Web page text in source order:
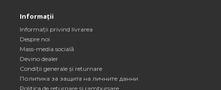
Informații
Informații privind livrarea
Despre noi
Mass-media socială
Devino dealer
Condiții generale și returnare
Политика за защита на личните данни
Politica de returnare și rambursare